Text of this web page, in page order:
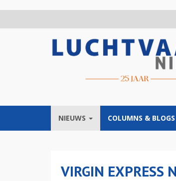
NIEUWS COLUMNS & BLOGS
VIRGIN EXPRESS